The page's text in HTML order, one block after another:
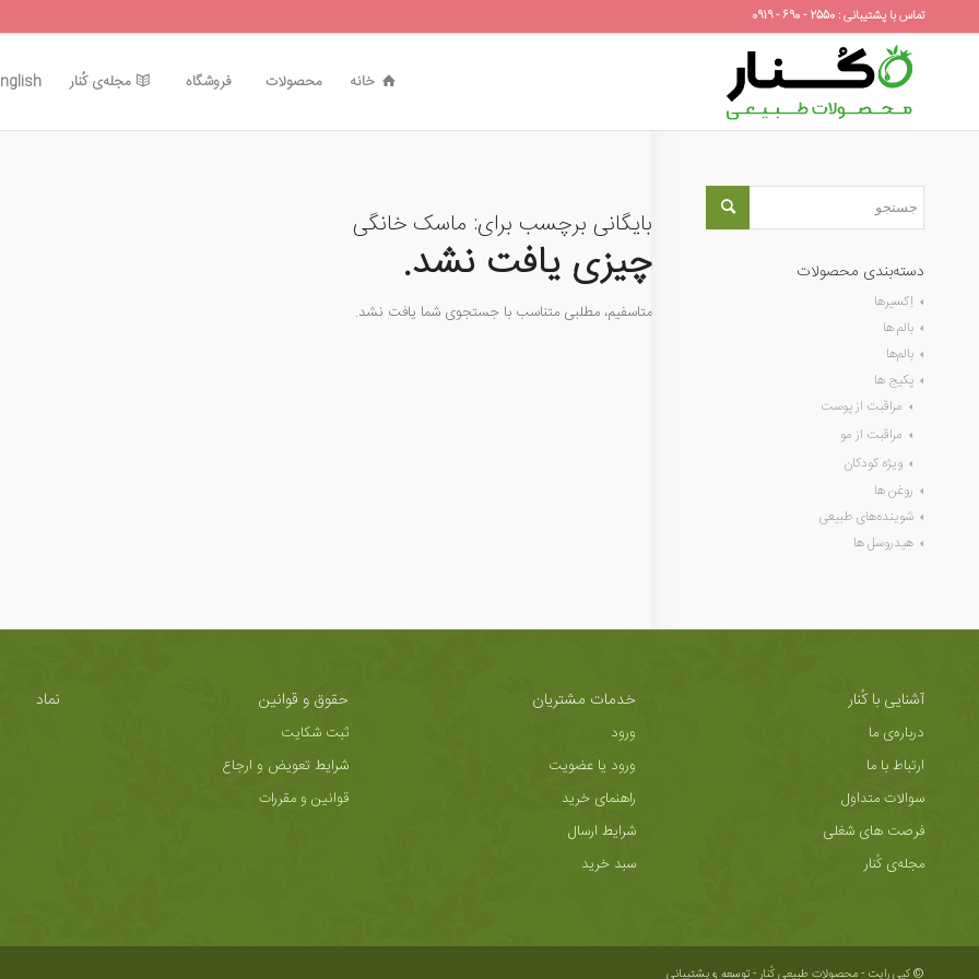
تماس با پشتیبانی : 2550 - 690 - 0919
خانه محصولات فروشگاه مجله‌ی کُنار
بایگانی برچسب برای: ماسک خانگی
چیزی یافت نشد.
متاسفیم، مطلبی متناسب با جستجوی شما یافت نشد.
دسته‌بندی محصولات
اِکسیرها
بالم ها
بالم‌ها
پکیج ها
مراقبت از پوست
مراقبت از مو
ویژه کودکان
روغن ها
شوینده‌های طبیعی
هیدروسل ها
آشنایی با کُنار
درباره‌ی ما
ارتباط با ما
سوالات متداول
فرصت های شغلی
مجله‌ی کُنار
خدمات مشتریان
ورود
ورود یا عضویت
راهنمای خرید
شرایط ارسال
سبد خرید
حقوق و قوانین
ثبت شکایت
شرایط تعویض و ارجاع
قوانین و مقررات
نماد
© کپی رایت - محصولات طبیعی کُنار -توسعه و پشتیبانی